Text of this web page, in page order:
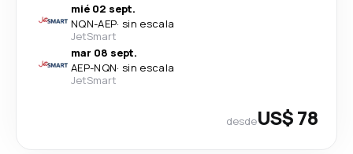
mié 02 sept.
NQN-AEP· sin escala
JetSmart
mar 08 sept.
AEP-NQN· sin escala
JetSmart
desdeUS$ 78